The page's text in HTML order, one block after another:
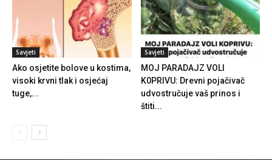
Savjeti
Ako osjetite bolove u kostima,
visoki krvni tlak i osjećaj
tuge,...
Savjeti
MOJ PARADAJZ VOLI
K0PRIVU: Drevni pojačivač
udvostručuje vaš prinos i
štiti...